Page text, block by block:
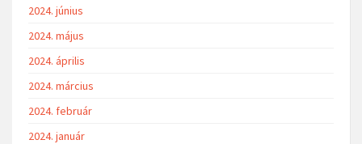
2024. június
2024. május
2024. április
2024. március
2024. február
2024. január